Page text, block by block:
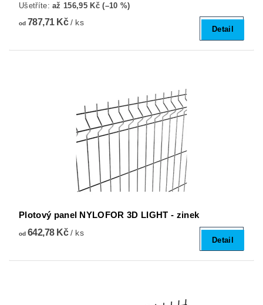
Ušetříte:až 156,95 Kč (–10 %)
od787,71 Kč/ ks
Detail
Plotový panel NYLOFOR 3D LIGHT - zinek
od642,78 Kč/ ks
Detail